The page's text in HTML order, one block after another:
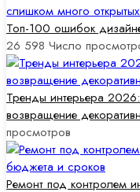
Топ-100 ошибок
26 598 Число
Тренды интерьера 2026:
возвращение
просмотров
Ремонт под контролем